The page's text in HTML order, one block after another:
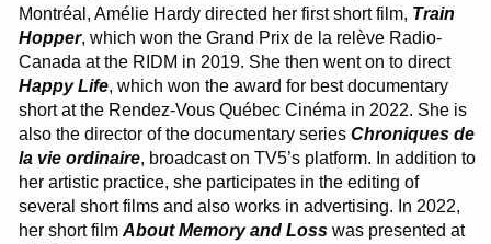
Montréal, Amélie Hardy directed her first short film, Train
Hopper, which won the Grand Prix de la relève Radio-
Canada at the RIDM in 2019. She then went on to direct
Happy Life, which won the award for best documentary
short at the Rendez-Vous Québec Cinéma in 2022. She is
also the director of the documentary seriesChroniques de
la vie ordinaire, broadcast on TV5’s platform. In addition to
her artistic practice, she participates in the editing of
several short films and also works in advertising. In 2022,
her short filmAbout Memory and Loss was presented at